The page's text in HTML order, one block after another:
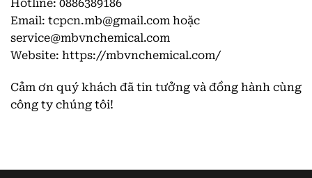
Hotline: 0886389186
Email: tcpcn.mb@gmail.com hoặc
service@mbvnchemical.com
Website: https://mbvnchemical.com/
Cảm ơn quý khách đã tin tưởng và đồng hành cùng
công ty chúng tôi!